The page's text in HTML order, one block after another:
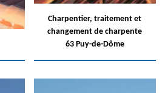
Charpentier, traitement et
changement de charpente
63 Puy-de-Dôme